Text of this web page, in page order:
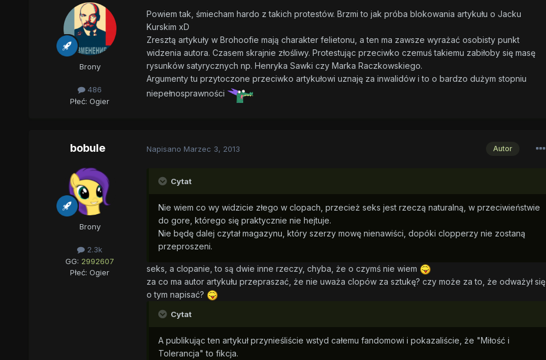
Brony
486
Płeć: Ogier
Powiem tak, śmiecham hardo z takich protestów. Brzmi to jak próba blokowania artykułu o Jacku
Kurskim xD
Zresztą artykuły w Brohoofie mają charakter felietonu, a ten ma zawsze wyrażać osobisty punkt
widzenia autora. Czasem skrajnie złośliwy. Protestując przeciwko czemuś takiemu zabiłoby się masę
rysunków satyrycznych np. Henryka Sawki czy Marka Raczkowskiego.
Argumenty tu przytoczone przeciwko artykułowi uznaję za inwalidów i to o bardzo dużym stopniu
niepełnosprawności
bobule
Brony
2.3k
GG: 2992607
Płeć: Ogier
Autor
Napisano Marzec 3, 2013
Cytat
Nie wiem co wy widzicie złego w clopach, przecież seks jest rzeczą naturalną, w przeciwieństwie
do gore, którego się praktycznie nie hejtuje.
Nie będę dalej czytał magazynu, który szerzy mowę nienawiści, dopóki clopperzy nie zostaną
przeproszeni.
seks, a clopanie, to są dwie inne rzeczy, chyba, że o czymś nie wiem
za co ma autor artykułu przepraszać, że nie uważa clopów za sztukę? czy może za to, że odważył się
o tym napisać?
Cytat
A publikując ten artykuł przynieśliście wstyd całemu fandomowi i pokazaliście, że "Miłość i
Tolerancja" to fikcja.